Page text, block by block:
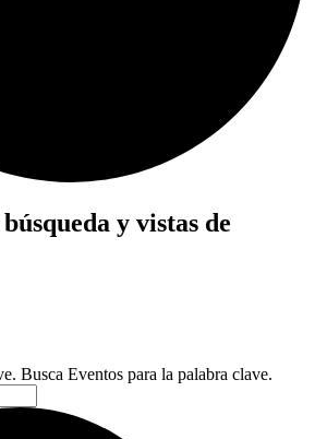
y vistas de
Busca Eventos para la palabra clave.